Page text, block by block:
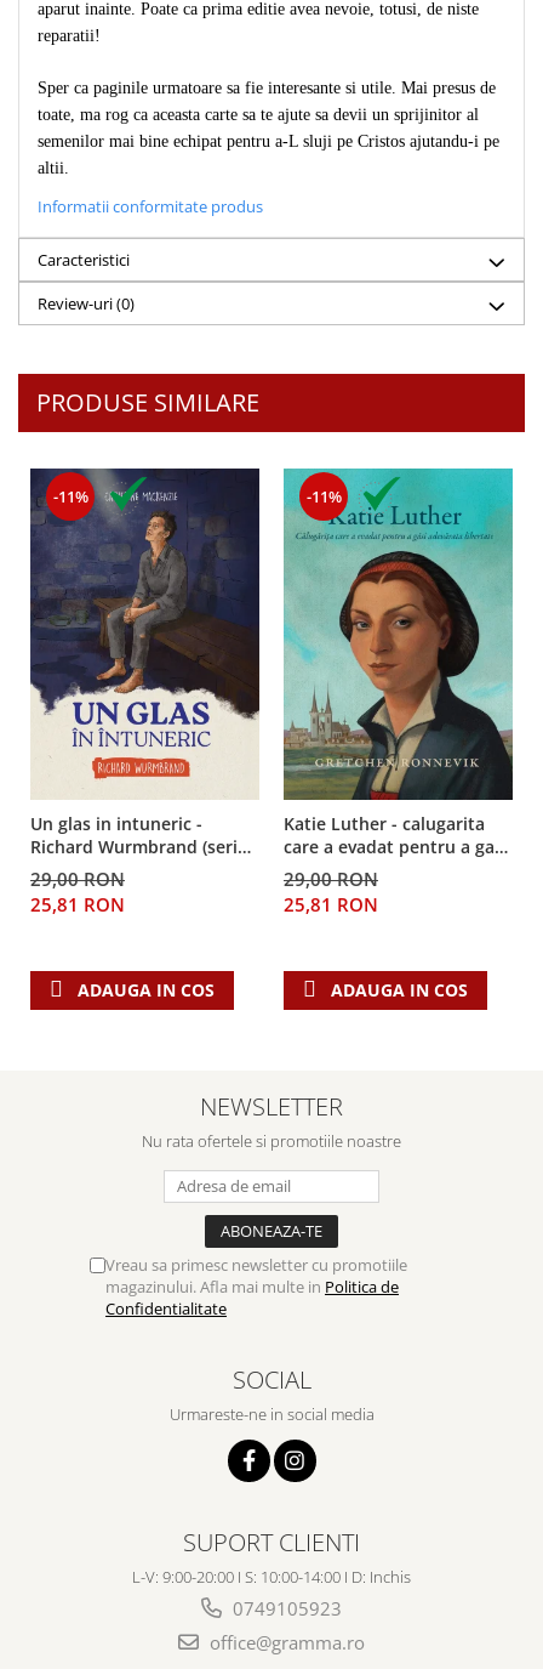
aparut inainte. Poate ca prima editie avea nevoie, totusi, de niste
reparatii!
Sper ca paginile urmatoare sa fie interesante si utile. Mai presus de
toate, ma rog ca aceasta carte sa te ajute sa devii un sprijinitor al
semenilor mai bine echipat pentru a-L sluji pe Cristos ajutandu-i pe
altii.
Informatii conformitate produs
Caracteristici
Review-uri(0)
PRODUSE SIMILARE
-11%
Un glas in intuneric -
Richard Wurmbrand (seria
biografii)
29,00 RON
25,81 RON
ADAUGA IN COS
-11%
Katie Luther - calugarita
care a evadat pentru a gasi
adevarata libertate
29,00 RON
25,81 RON
ADAUGA IN COS
NEWSLETTER
Nu rata ofertele si promotiile noastre
Vreau sa primesc newsletter cu promotiile
magazinului. Afla mai multe in Politica de
Confidentialitate
SOCIAL
Urmareste-ne in social media
SUPORT CLIENTI
L-V: 9:00-20:00 I S: 10:00-14:00 I D: Inchis
0749105923
office@gramma.ro